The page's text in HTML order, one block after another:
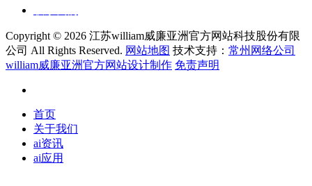
Copyright © 2026 江苏william威廉亚洲官方网站科技股份有限
公司 All Rights Reserved. 网站地图 技术支持： 常州网络公司
william威廉亚洲官方网站设计制作 免责声明
首页
关于我们
ai资讯
ai应用